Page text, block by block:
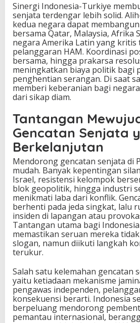
Sinergi Indonesia-Turkiye
senjata terdengar lebih solid.
kedua negara dapat
bersama Qatar, Malaysia, Afrika
negara Amerika Latin yang kritis
pelanggaran HAM. Koordinasi
bersama, hingga prakarsa
meningkatkan biaya politik bagi
penghentian serangan. Di saat
memberi keberanian bagi
dari sikap diam.
Tantangan
Gencatan Senjata
Berkelanjutan
Mendorong gencatan senjata di
mudah. Banyak kepentingan
Israel, resistensi kelompok
blok geopolitik, hingga industri
menikmati laba dari konflik.
berhenti pada jeda singkat, lalu
insiden di lapangan atau
Tantangan utama bagi
memastikan seruan mereka
slogan, namun diikuti langkah
terukur.
Salah satu kelemahan gencatan
yaitu ketiadaan mekanisme
pengawas independen,
konsekuensi berarti. Indonesia
berpeluang mendorong
pemantau internasional,